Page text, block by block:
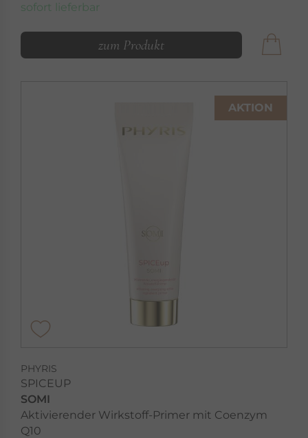
sofort lieferbar
zum Produkt
AKTION
PHYRIS
SPICEUP
SOMI
Aktivierender Wirkstoff-Primer mit Coenzym
Q10